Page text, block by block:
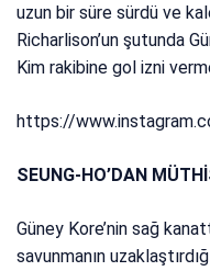
uzun bir süre sürdü ve
Richarlison’un şutunda
Kim rakibine gol izni
https://
SEUNG-HO’DAN
Güney Kore’nin sağ
savunmanın